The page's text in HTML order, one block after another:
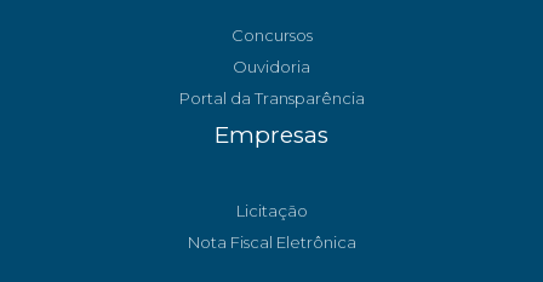
Concursos
Ouvidoria
Portal da Transparência
Empresas
Licitação
Nota Fiscal Eletrônica